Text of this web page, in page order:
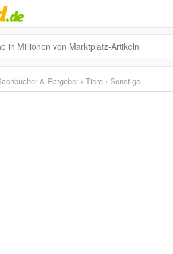
& Ratgeber › Tiere › Sonstige